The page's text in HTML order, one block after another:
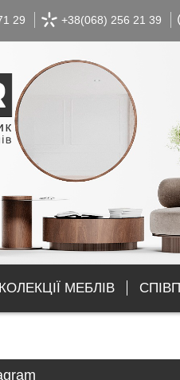
29 +38(068) 256 21 39
КОЛЕКЦІЇ МЕБЛІВ